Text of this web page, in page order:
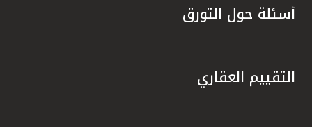
أسئلة حول التورق
التقييم العقاري